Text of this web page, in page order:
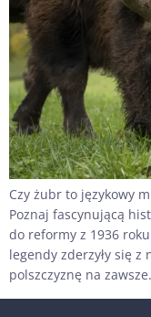
Czy żubr to językowy
Poznaj fascynującą
do reformy z 1936
legendy zderzyły się
polszczyznę na zawsze.